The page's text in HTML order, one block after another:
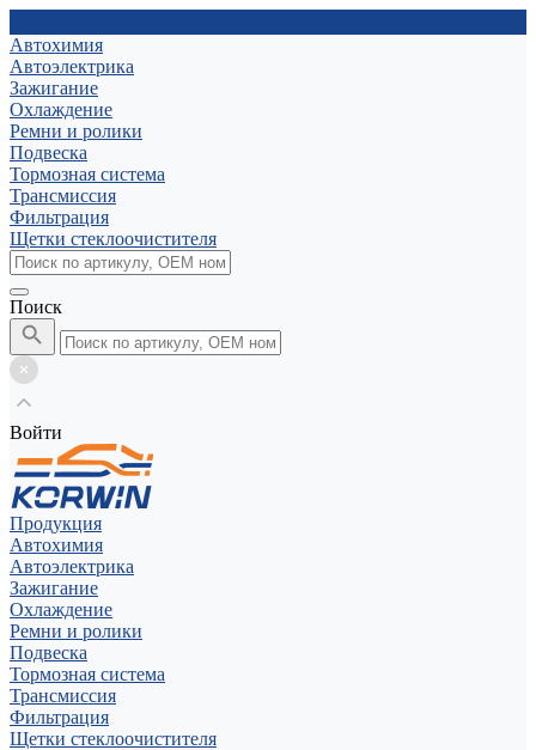
Автохимия
Автоэлектрика
Зажигание
Охлаждение
Ремни и ролики
Подвеска
Тормозная система
Трансмиссия
Фильтрация
Щетки стеклоочистителя
Поиск
Войти
Продукция
Автохимия
Автоэлектрика
Зажигание
Охлаждение
Ремни и ролики
Подвеска
Тормозная система
Трансмиссия
Фильтрация
Щетки стеклоочистителя